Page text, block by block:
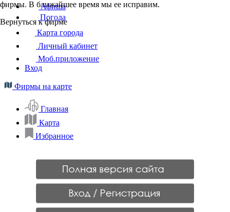
фирмы. В ближайшее время мы ее исправим.
Вернуться к фирме
Афиша
Погода
Карта города
Личный кабинет
Моб.приложение
Вход
Фирмы на карте
Главная
Карта
Избранное